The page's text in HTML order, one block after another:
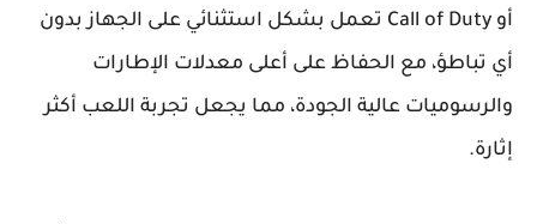
أو Call of Duty تعمل بشكل استثنائي على الجهاز بدون
أي تباطؤ، مع الحفاظ على أعلى معدلات الإطارات
والرسوميات عالية الجودة، مما يجعل تجربة اللعب أكثر
إثارة.